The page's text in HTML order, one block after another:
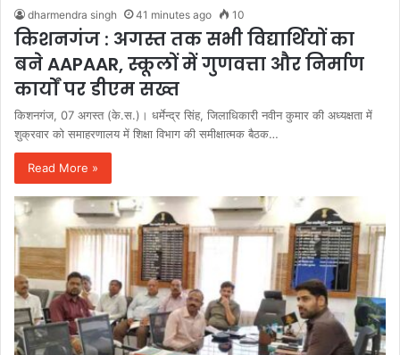
dharmendra singh 41 minutes ago 10
किशनगंज : अगस्त तक सभी विद्यार्थियों का
बने AAPAAR, स्कूलों में गुणवत्ता और निर्माण
कार्यों पर डीएम सख्त
किशनगंज, 07 अगस्त (के.स.)। धर्मेन्द्र सिंह, जिलाधिकारी नवीन कुमार की अध्यक्षता में
शुक्रवार को समाहरणालय में शिक्षा विभाग की समीक्षात्मक बैठक…
Read More »